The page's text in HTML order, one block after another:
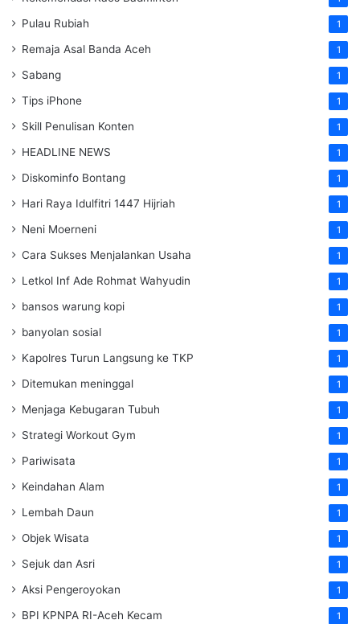
Pulau Rubiah 1
Remaja Asal Banda Aceh 1
Sabang 1
Tips iPhone 1
Skill Penulisan Konten 1
HEADLINE NEWS 1
Diskominfo Bontang 1
Hari Raya Idulfitri 1447 Hijriah 1
Neni Moerneni 1
Cara Sukses Menjalankan Usaha 1
Letkol Inf Ade Rohmat Wahyudin 1
bansos warung kopi 1
banyolan sosial 1
Kapolres Turun Langsung ke TKP 1
Ditemukan meninggal 1
Menjaga Kebugaran Tubuh 1
Strategi Workout Gym 1
Pariwisata 1
Keindahan Alam 1
Lembah Daun 1
Objek Wisata 1
Sejuk dan Asri 1
Aksi Pengeroyokan 1
BPI KPNPA RI-Aceh Kecam 1